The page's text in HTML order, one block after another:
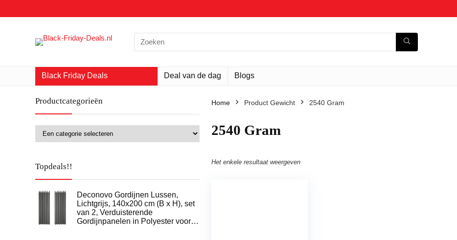
Search
for:
Black Friday Deals Deal van de dag Blogs
Productcategorieën
Topdeals!!
Deconovo Gordijnen Lussen,
Lichtgrijs, 140x200 cm (B x H), set
van 2, Verduisterende
Gordijnpanelen in Polyester voor…
Home Product Gewicht ‎2540 Gram
‎2540 Gram
Het enkele resultaat weergeven